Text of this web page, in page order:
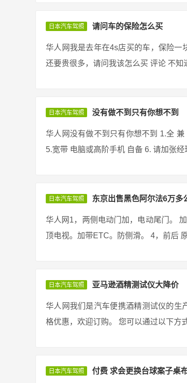
日本汽车驾照 请问车的保险怎么买
华人网我是去年在4s店买的车，保险一
还要贵很多，请问我该怎么买 评论 不
日本汽车驾照 没有做不到只有你想不到
华人网没有做不到只有你想不到 1.全
5.宽带 电脑或高阶手机 自备 6. 请加张经
日本汽车驾照 东京出售黑色阿尔法6万多
华人网1，两侧电动门加，电动尾门。
顶电视。加带ETC。防侧滑。 4，前后
日本汽车驾照 亚马逊酒精测试仪大降价
华人网我们是汽车便携酒精测试仪的生
格优惠，欢迎订购。 您可以通过以下方
日本汽车驾照 付费 求会更换台球案子桌